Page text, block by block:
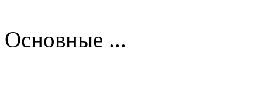
Основные ...